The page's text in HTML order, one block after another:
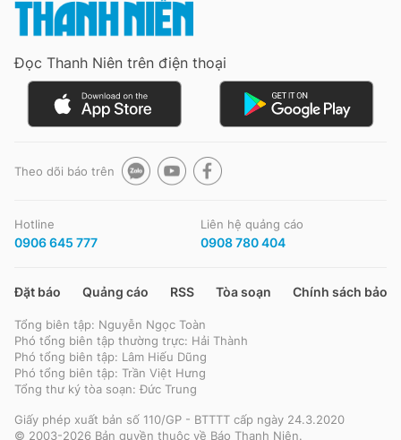
Đọc Thanh Niên trên điện thoại
Đặt báo Quảng cáo RSS
Tổng biên tập: Nguyễn Ngọc Toàn
Phó tổng biên tập thường trực: Hải Thành
Phó tổng biên tập: Lâm Hiếu Dũng
Tổng thư ký tòa soạn: Đức Trung
Đọc Thanh Niên trên điện thoại
Theo dõi báo trên
Hotline
0906 645 777
Liên hệ quảng cáo
0908 780 404
Đặt báo Quảng cáo RSS Tòa soạn Chính sách bảo
Tổng biên tập: Nguyễn Ngọc Toàn
Phó tổng biên tập thường trực: Hải Thành
Phó tổng biên tập: Lâm Hiếu Dũng
Phó tổng biên tập: Trần Việt Hưng
Tổng thư ký tòa soạn: Đức Trung
Giấy phép xuất bản số 110/GP - BTTTT cấp ngày 24.3.2020
© 2003-2026 Bản quyền thuộc về Báo Thanh Niên.